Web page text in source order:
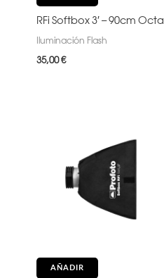
RFi Softbox 3′ – 90cm Octa
Iluminación Flash
35,00€
AÑADIR